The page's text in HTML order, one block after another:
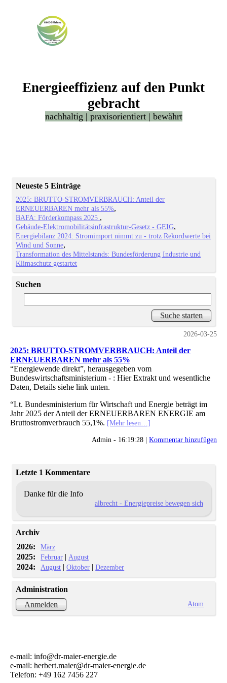
Energieeffizienz auf den Punkt
gebracht
nachhaltig | praxisorientiert | bewährt
Neueste 5 Einträge
2025: BRUTTO-STROMVERBRAUCH: Anteil der
ERNEUERBAREN mehr als 55%
BAFA: Förderkompass 2025
Gebäude-Elektromobilitätsinfrastruktur-Gesetz - GEIG
Energiebilanz 2024: Stromimport nimmt zu - trotz Rekordwerte bei
Wind und Sonne
Transformation des Mittelstands: Bundesförderung Industrie und
Klimaschutz gestartet
Suchen
2026-03-25
2025: BRUTTO-STROMVERBRAUCH: Anteil der
ERNEUERBAREN mehr als 55%
“Energiewende direkt”, herausgegeben vom
Bundeswirtschaftsministerium - : Hier Extrakt und wesentliche
Daten, Details siehe link unten.
“Lt. Bundesministerium für Wirtschaft und Energie beträgt im
Jahr 2025 der Anteil der ERNEUERBAREN ENERGIE am
Bruttostromverbrauch 55,1%. [Mehr lesen…]
Admin - 16:19:28 | Kommentar hinzufügen
Letzte 1 Kommentare
Danke für die Info
albrecht - Energiepreise bewegen sich
Archiv
2026:
März
2025: Februar |August
2024: August |Oktober |Dezember
Administration
Anmelden
Atom
e-mail: info@dr-maier-energie.de
e-mail: herbert.maier@dr-maier-energie.de
Telefon: +49 162 7456 227